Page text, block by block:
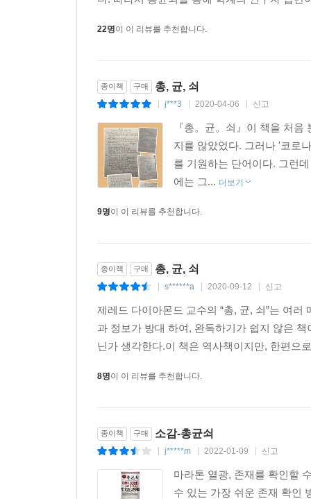
22명이 이 리뷰를 추천합니다.
종이책 구매 총, 균, 쇠
j***3 2020-04-06 신고
『총。균。쇠』이 책을 처
지를 않았었다. 그러나 '코로
를 기원하는 단어이다. 그런
에는 그... 더보기
9명이 이 리뷰를 추천합니다.
종이책 구매 총, 균, 쇠
s******a 2020-09-12 신고
제레드 다이아몬드 교수의 “총, 균, 쇠”는 여
과 정보가 방대 하여, 완독하기가 쉽지 않은
닌가 생각한다.이 책은 역사책이지만, 한편으
8명이 이 리뷰를 추천합니다.
종이책 구매 소감-총균쇠
j*****m 2022-01-09 신고
마라톤 열광, 존재를 확인할
수 있는 가장 쉬운 존재 확인